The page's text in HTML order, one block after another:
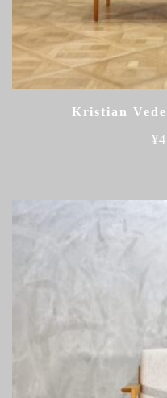
Kristian
¥